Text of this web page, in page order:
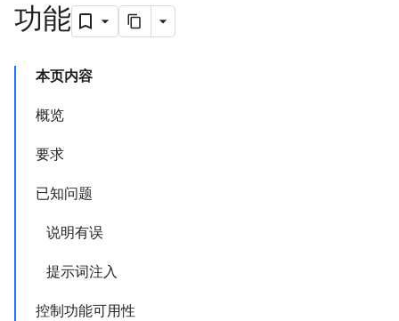
功能
本页内容
概览
要求
已知问题
说明有误
提示词注入
控制功能可用性